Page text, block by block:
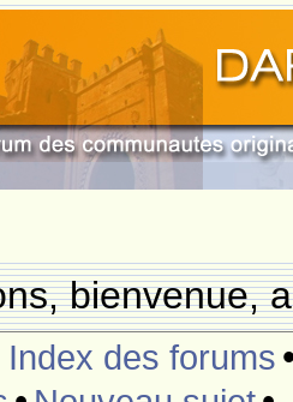
bienvenue,
Index des forums